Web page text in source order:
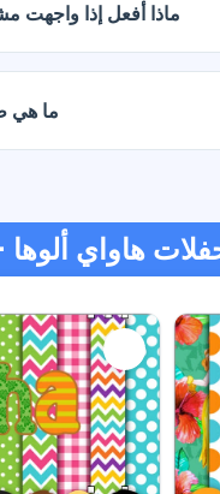
ماذا أفعل إذا واجهت
ما هي